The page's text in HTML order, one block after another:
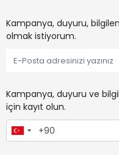
Kampanya, duyuru,
olmak istiyorum.
Kampanya, duyuru ve
için kayıt olun.